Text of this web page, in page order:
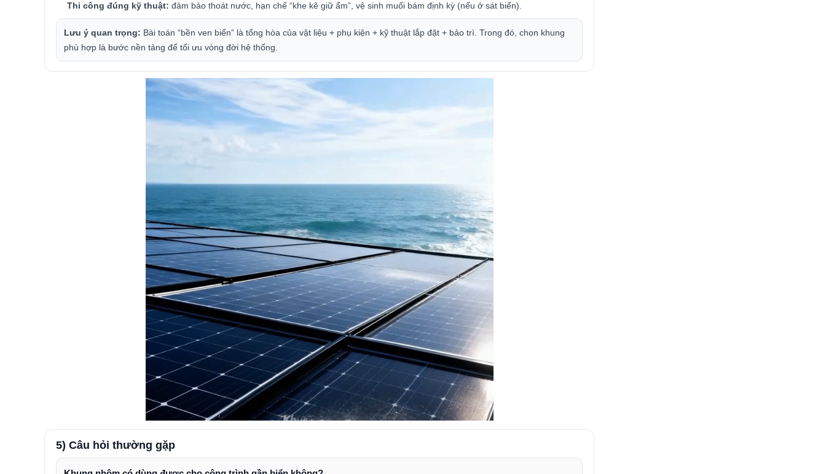
Thi công đúng kỹ thuật: đảm bảo thoát nước, hạn chế “khe kẽ giữ ẩm”, vệ sinh muối bám định kỳ (nếu ở sát biển).
Lưu ý quan trọng: Bài toán “bền ven biển” là tổng hòa của vật liệu + phụ kiện + kỹ thuật lắp đặt + bảo trì. Trong đó, chọn khung
phù hợp là bước nền tảng để tối ưu vòng đời hệ thống.
5) Câu hỏi thường gặp